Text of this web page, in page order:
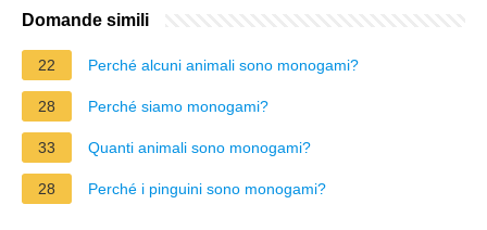
Domande simili
22 Perché alcuni animali sono monogami?
28 Perché siamo monogami?
33 Quanti animali sono monogami?
28 Perché i pinguini sono monogami?